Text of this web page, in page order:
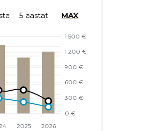
5 aastat MAX